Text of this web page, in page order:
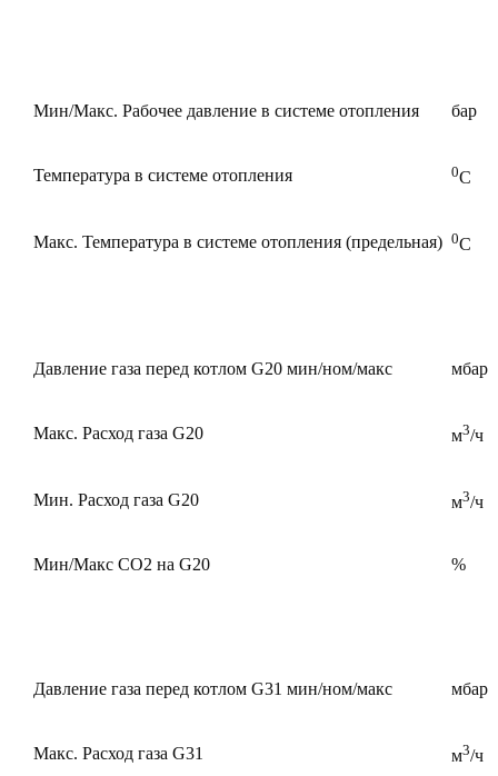
Мин/Макс. Рабочее давление в системе отопления бар
Температура в системе отопления 0С
Макс. Температура в системе отопления (предельная) 0С
Давление газа перед котлом G20 мин/ном/макс мбар
Макс. Расход газа G20 м3/ч
Мин. Расход газа G20 м3/ч
Мин/Макс CO2 на G20 %
Давление газа перед котлом G31 мин/ном/макс мбар
Макс. Расход газа G31 м3/ч